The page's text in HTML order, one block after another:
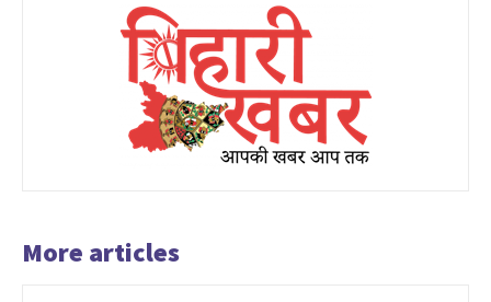
More articles